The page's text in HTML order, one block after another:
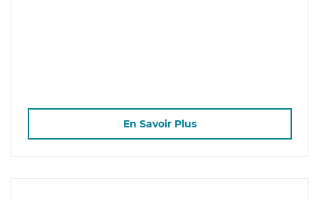
En Savoir Plus